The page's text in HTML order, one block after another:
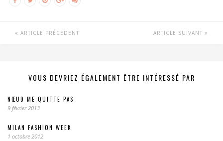
ARTICLE PRÉCÉDENT ARTICLE SUIVANT
VOUS DEVRIEZ ÉGALEMENT ÊTRE INTÉRESSÉ PAR
NŒUD ME QUITTE PAS
9 février 2013
MILAN FASHION WEEK
1 octobre 2012